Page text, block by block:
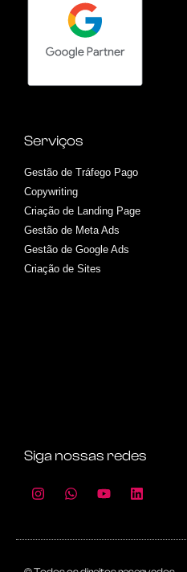
Serviços
Gestão de Tráfego Pago
Copywriting
Criação de Landing Page
Gestão de Meta Ads
Gestão de Google Ads
Criação de Sites
Siga nossas redes